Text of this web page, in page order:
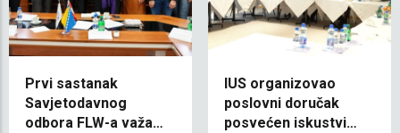
Prvi sastanak
Savjetodavnog
odbora FLW-a važan
IUS organizovao
poslovni doručak
posvećen iskustvima